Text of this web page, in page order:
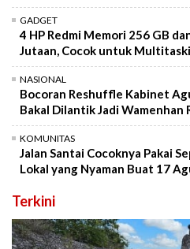
GADGET
4 HP Redmi Memori 256 GB
Jutaan, Cocok untuk
NASIONAL
Bocoran Reshuffle Kabinet
Bakal Dilantik Jadi Wamenhan
KOMUNITAS
Jalan Santai Cocoknya Pakai
Lokal yang Nyaman Buat 17
Terkini